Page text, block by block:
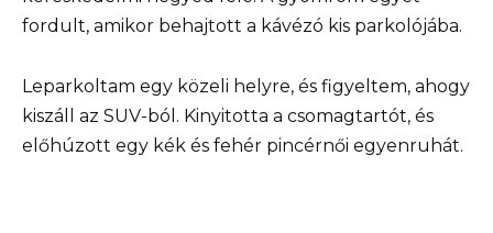
fordult, amikor behajtott a kávézó kis parkolójába.
Leparkoltam egy közeli helyre, és figyeltem, ahogy
kiszáll az SUV-ból. Kinyitotta a csomagtartót, és
előhúzott egy kék és fehér pincérnői egyenruhát.